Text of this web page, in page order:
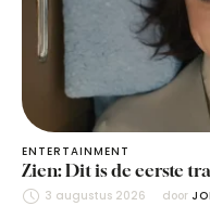
ENTERTAINMENT
Zien: Dit is de eerste
3 augustus 2026 door